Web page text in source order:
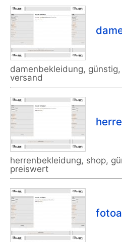
damenbekleidung,
versand
herrenbekleidung, shop,
preiswert